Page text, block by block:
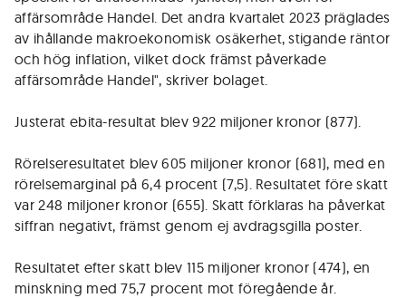
affärsområde Handel. Det andra kvartalet 2023 präglades
av ihållande makroekonomisk osäkerhet, stigande räntor
och hög inflation, vilket dock främst påverkade
affärsområde Handel", skriver bolaget.
Justerat ebita-resultat blev 922 miljoner kronor (877).
Rörelseresultatet blev 605 miljoner kronor (681), med en
rörelsemarginal på 6,4 procent (7,5). Resultatet före skatt
var 248 miljoner kronor (655). Skatt förklaras ha påverkat
siffran negativt, främst genom ej avdragsgilla poster.
Resultatet efter skatt blev 115 miljoner kronor (474), en
minskning med 75,7 procent mot föregående år.